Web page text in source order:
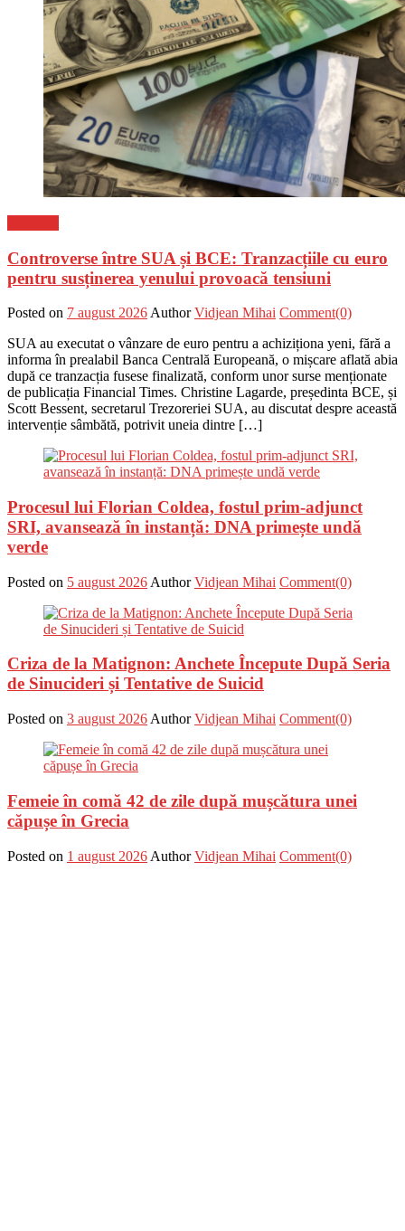
Controverse între SUA și BCE: Tranzacțiile cu euro
pentru susținerea yenului provoacă tensiuni
Posted on 7 august 2026 Author Vidjean Mihai Comment(0)
SUA au executat o vânzare de euro pentru a achiziționa yeni, fără a
informa în prealabil Banca Centrală Europeană, o mișcare aflată abia
după ce tranzacția fusese finalizată, conform unor surse menționate
de publicația Financial Times. Christine Lagarde, președinta BCE, și
Scott Bessent, secretarul Trezoreriei SUA, au discutat despre această
intervenție sâmbătă, potrivit uneia dintre […]
Procesul lui Florian Coldea, fostul prim-adjunct
SRI, avansează în instanță: DNA primește undă
verde
Posted on 5 august 2026 Author Vidjean Mihai Comment(0)
Criza de la Matignon: Anchete Începute După Seria
de Sinucideri și Tentative de Suicid
Posted on 3 august 2026 Author Vidjean Mihai Comment(0)
Femeie în comă 42 de zile după mușcătura unei
căpușe în Grecia
Posted on 1 august 2026 Author Vidjean Mihai Comment(0)